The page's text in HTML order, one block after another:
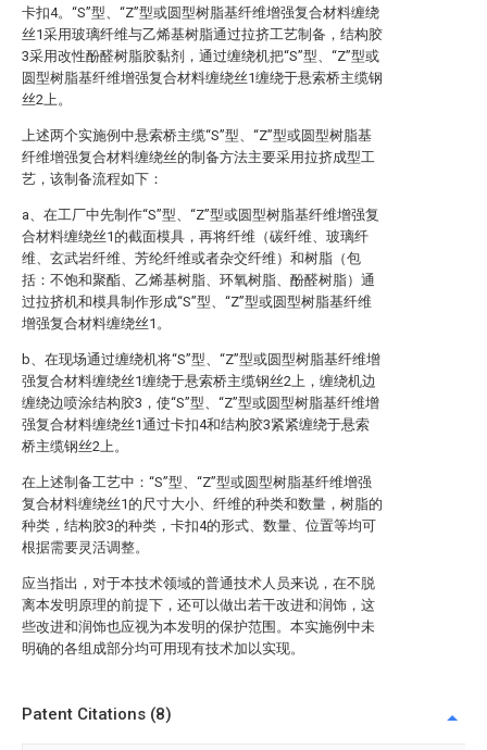
卡扣4。“S”型、“Z”型或圆型树脂基纤维增强复合材料缠绕
丝1采用玻璃纤维与乙烯基树脂通过拉挤工艺制备，结构胶
3采用改性酚醛树脂胶黏剂，通过缠绕机把“S”型、“Z”型或
圆型树脂基纤维增强复合材料缠绕丝1缠绕于悬索桥主缆钢
丝2上。
上述两个实施例中悬索桥主缆“S”型、“Z”型或圆型树脂基
纤维增强复合材料缠绕丝的制备方法主要采用拉挤成型工
艺，该制备流程如下：
a、在工厂中先制作“S”型、“Z”型或圆型树脂基纤维增强复
合材料缠绕丝1的截面模具，再将纤维（碳纤维、玻璃纤
维、玄武岩纤维、芳纶纤维或者杂交纤维）和树脂（包
括：不饱和聚酯、乙烯基树脂、环氧树脂、酚醛树脂）通
过拉挤机和模具制作形成“S”型、“Z”型或圆型树脂基纤维
增强复合材料缠绕丝1。
b、在现场通过缠绕机将“S”型、“Z”型或圆型树脂基纤维增
强复合材料缠绕丝1缠绕于悬索桥主缆钢丝2上，缠绕机边
缠绕边喷涂结构胶3，使“S”型、“Z”型或圆型树脂基纤维增
强复合材料缠绕丝1通过卡扣4和结构胶3紧紧缠绕于悬索
桥主缆钢丝2上。
在上述制备工艺中：“S”型、“Z”型或圆型树脂基纤维增强
复合材料缠绕丝1的尺寸大小、纤维的种类和数量，树脂的
种类，结构胶3的种类，卡扣4的形式、数量、位置等均可
根据需要灵活调整。
应当指出，对于本技术领域的普通技术人员来说，在不脱
离本发明原理的前提下，还可以做出若干改进和润饰，这
些改进和润饰也应视为本发明的保护范围。本实施例中未
明确的各组成部分均可用现有技术加以实现。
Patent Citations (8)